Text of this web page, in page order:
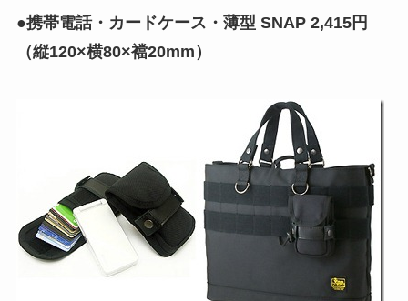
●携帯電話・カードケース・薄型 SNAP 2,415円
（縦120×横80×襠20mm）